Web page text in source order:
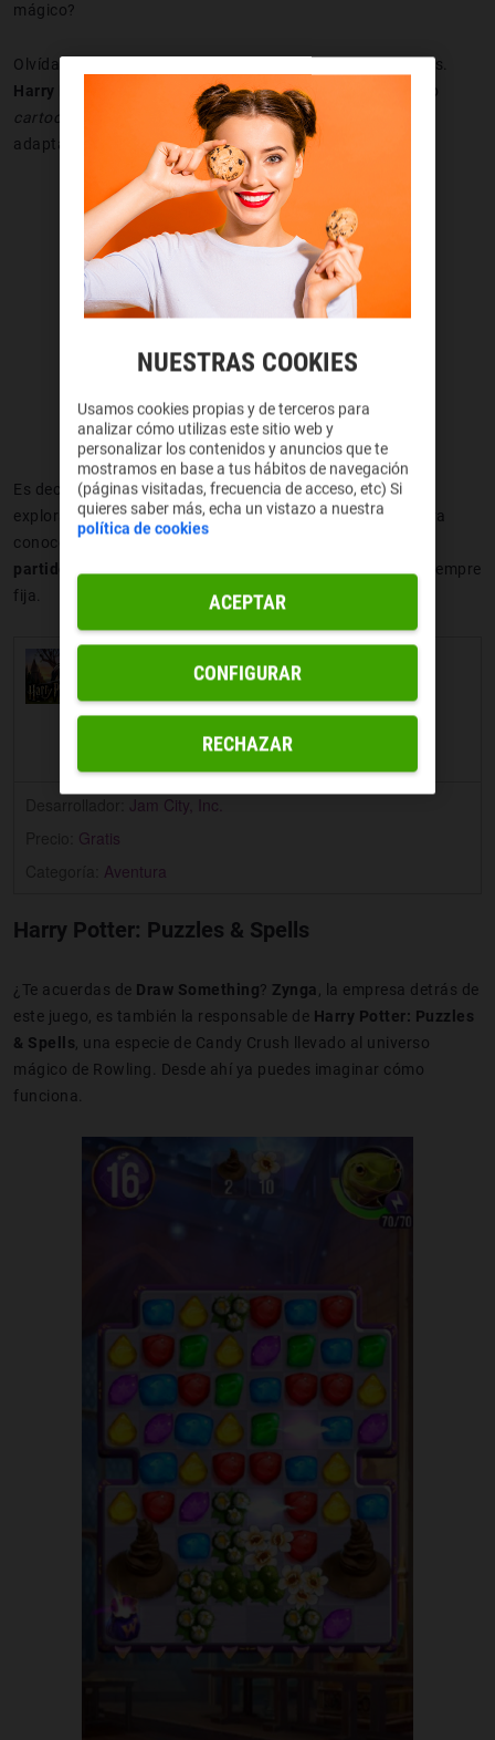
mágico?
Olvídate de gráficos ultrarrealistas o mecánicas complejas.
Harry Potter: Hogwarts Mysteryes una aventura de estilo
cartoon
que hace lo queHarry Potter Legacy
adaptándose a las limitaciones de los móviles.
Es decir, que eliges casa, practicas hechizos y pociones,
exploras Hogwarts e interactúas con los profesores que ya
conoces de las películas originales. Por haber hay hasta
partidos de
. Eso sí, tiene publi y la cámara es siempre
fija.
Harry Potter: Hogwarts Mystery
Jam City, Inc.
Gratis
Aventura
Harry Potter: Puzzles & Spells
¿Te acuerdas de Draw Something? Zynga , la empresa detrás de
este juego, es también la responsable de Harry Potter: Puzzles
& Spells , una especie de Candy Crush llevado al universo
mágico de Rowling. Desde ahí ya puedes imaginar cómo
funciona.
NUESTRAS COOKIES
Usamos cookies propias y de terceros para
analizar cómo utilizas este sitio web y
personalizar los contenidos y anuncios que te
mostramos en base a tus hábitos de navegación
(páginas visitadas, frecuencia de acceso, etc) Si
quieres saber más, echa un vistazo a nuestra
política de cookies
RECHAZAR
ACEPTAR
CONFIGURAR